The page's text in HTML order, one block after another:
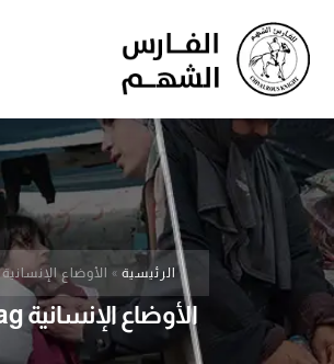
الرئيسية » الأوضاع الإنسانية
الأوضاع الإنسانية Tag